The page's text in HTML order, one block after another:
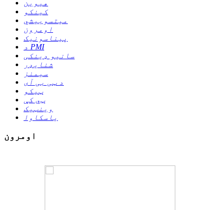
هیوین
کینکو
میتسوبیشي
اومرون
پیناسونیک
د PMI
سانیو ډینکی
شنایډر
سیمنز
د ټی بی آی
ټیکو
ټي کې
وینټیک
یاسکاوا
اومرون